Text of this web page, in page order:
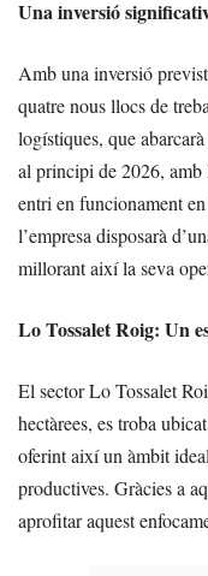
Una inversió
Amb una inversió
quatre nous llocs de
logístiques, que
al principi de 2026, amb
entri en funcionament
l’empresa disposarà
millorant així la seva
Lo Tossalet Roig: Un
El sector Lo Tossalet
hectàrees, es troba
oferint així un àmbit
productives. Gràcies a
aprofitar aquest